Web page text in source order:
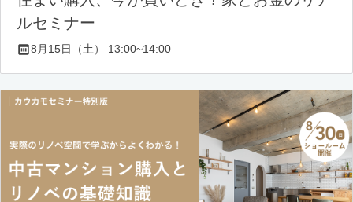
ルセミナー
8月15日（土） 13:00~14:00